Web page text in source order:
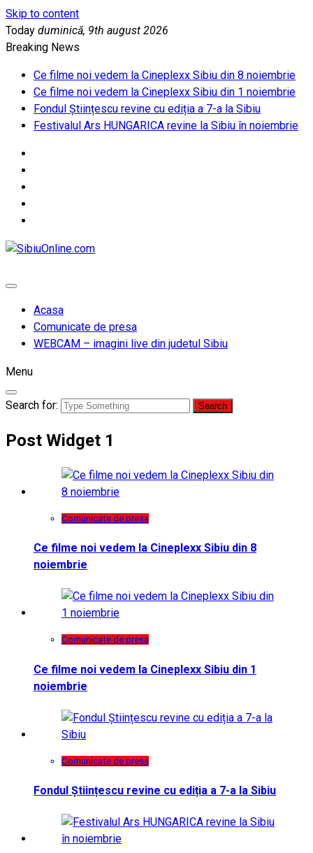
Skip to content
Today duminică, 9th august 2026
Breaking News
Ce filme noi vedem la Cineplexx Sibiu din 8 noiembrie
Ce filme noi vedem la Cineplexx Sibiu din 1 noiembrie
Fondul Științescu revine cu ediția a 7-a la Sibiu
Festivalul Ars HUNGARICA revine la Sibiu în noiembrie
Acasa
Comunicate de presa
WEBCAM – imagini live din judetul Sibiu
Menu
Search for:
Post Widget 1
Comunicate de presa
Ce filme noi vedem la Cineplexx Sibiu din 8
noiembrie
Comunicate de presa
Ce filme noi vedem la Cineplexx Sibiu din 1
noiembrie
Comunicate de presa
Fondul Științescu revine cu ediția a 7-a la Sibiu